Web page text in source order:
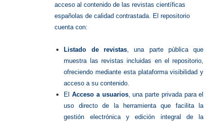
acceso al contenido de las revistas cientí­ficas
españolas de calidad contrastada. El repositorio
cuenta con:
Listado de revistas, una parte pública que
muestra las revistas incluidas en el repositorio,
ofreciendo mediante esta plataforma visibilidad y
acceso a su contenido.
El Acceso a usuarios, una parte privada para el
uso directo de la herramienta que facilita la
gestión electrónica y edición integral de la